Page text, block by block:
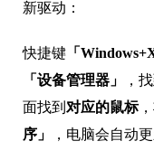
新驱动：
快捷键 「
「设备管理器」
，
面找到 对应的鼠标，
序」
，电脑会自动